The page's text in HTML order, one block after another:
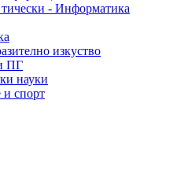
- Информатика
изкуство
ПГ
науки
и спорт